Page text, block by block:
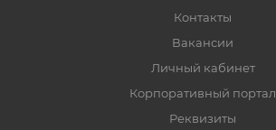
Контакты
Вакансии
Личный кабинет
Корпоративный портал
Реквизиты